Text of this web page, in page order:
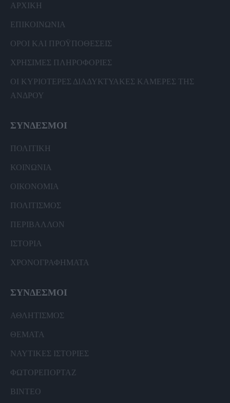
ΑΡΧΙΚΗ
ΕΠΙΚΟΙΝΩΝΙΑ
ΟΡΟΙ ΚΑΙ ΠΡΟΫΠΟΘΕΣΕΙΣ
ΧΡΗΣΙΜΕΣ ΠΛΗΡΟΦΟΡΙΕΣ
ΟΙ ΚΥΡΙΟΤΕΡΕΣ ΔΙΑΔΥΚΤΥΑΚΕΣ ΚΑΜΕΡΕΣ ΤΗΣ
ΑΝΔΡΟΥ
ΣΥΝΔΕΣΜΟΙ
ΠΟΛΙΤΙΚΗ
ΚΟΙΝΩΝΙΑ
ΟΙΚΟΝΟΜΙΑ
ΠΟΛΙΤΙΣΜΟΣ
ΠΕΡΙΒΑΛΛΟΝ
ΙΣΤΟΡΙΑ
ΧΡΟΝΟΓΡΑΦΗΜΑΤΑ
ΣΥΝΔΕΣΜΟΙ
ΑΘΛΗΤΙΣΜΟΣ
ΘΕΜΑΤΑ
ΝΑΥΤΙΚΕΣ ΙΣΤΟΡΙΕΣ
ΦΩΤΟΡΕΠΟΡΤΑΖ
ΒΙΝΤΕΟ